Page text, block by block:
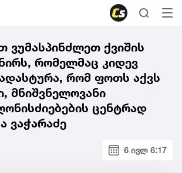
ვუმასპინძლეთ ქვიშის
რომელმაც კიდევ
რომ ფოთს აქვს
მნიშვნელოვანი
ცენტრად
ვაჭარაძე
6 ივლ 6:17